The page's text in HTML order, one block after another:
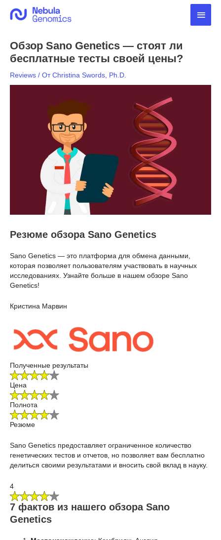
содержимому
Обзор Sano Genetics — стоят ли
бесплатные тесты своей цены?
Reviews / ОтChristina Swords, Ph.D.
Резюме обзора Sano Genetics
Sano Genetics — это платформа для обмена данными,
которая позволяет пользователям участвовать в научных
исследованиях. Узнайте больше в нашем обзоре Sano
Genetics!
Кристина Марвин
Полученные результаты
Цена
Полнота
Резюме
Sano Genetics предоставляет ограниченное количество
генетических тестов и отчетов, но позволяет вам бесплатно
делиться своими результатами и вносить свой вклад в науку.
4
7 фактов из нашего обзора Sano
Genetics